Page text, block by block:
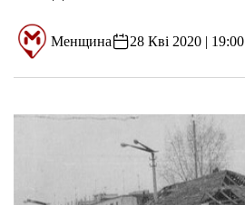
Менщина 28 Кві 2020 | 19:00